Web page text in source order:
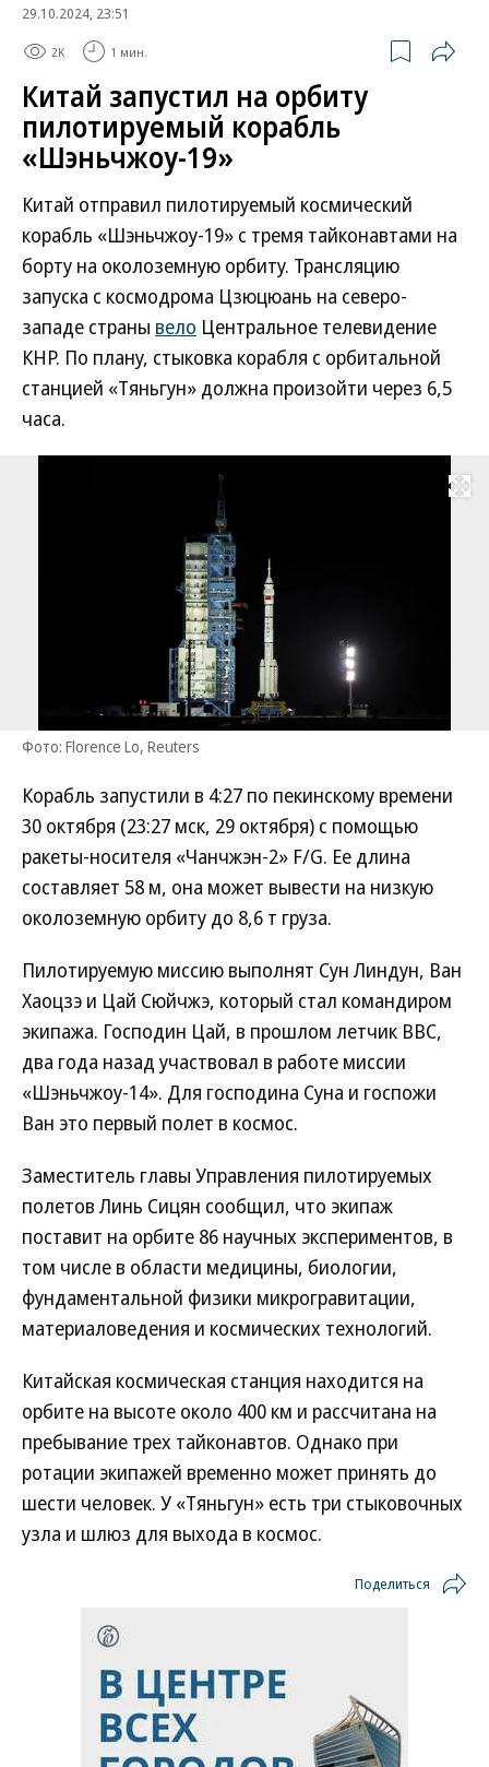
29.10.2024, 23:51
2K 1 мин.
Китай запустил на орбиту
пилотируемый корабль
«Шэньчжоу-19»
Китай отправил пилотируемый космический
корабль «Шэньчжоу-19» с тремя тайконавтами на
борту на околоземную орбиту. Трансляцию
запуска с космодрома Цзюцюань на северо-
западе страны вело Центральное телевидение
КНР. По плану, стыковка корабля с орбитальной
станцией «Тяньгун» должна произойти через 6,5
часа.
Развернуть
Фото: Florence Lo, Reuters
Корабль запустили в 4:27 по пекинскому времени
30 октября (23:27 мск, 29 октября) с помощью
ракеты-носителя «Чанчжэн-2» F/G. Ее длина
составляет 58 м, она может вывести на низкую
околоземную орбиту до 8,6 т груза.
Пилотируемую миссию выполнят Сун Линдун, Ван
Хаоцзэ и Цай Сюйчжэ, который стал командиром
экипажа. Господин Цай, в прошлом летчик ВВС,
два года назад участвовал в работе миссии
«Шэньчжоу-14». Для господина Суна и госпожи
Ван это первый полет в космос.
Заместитель главы Управления пилотируемых
полетов Линь Сицян сообщил, что экипаж
поставит на орбите 86 научных экспериментов, в
том числе в области медицины, биологии,
фундаментальной физики микрогравитации,
материаловедения и космических технологий.
Китайская космическая станция находится на
орбите на высоте около 400 км и рассчитана на
пребывание трех тайконавтов. Однако при
ротации экипажей временно может принять до
шести человек. У «Тяньгун» есть три стыковочных
узла и шлюз для выхода в космос.
Поделиться